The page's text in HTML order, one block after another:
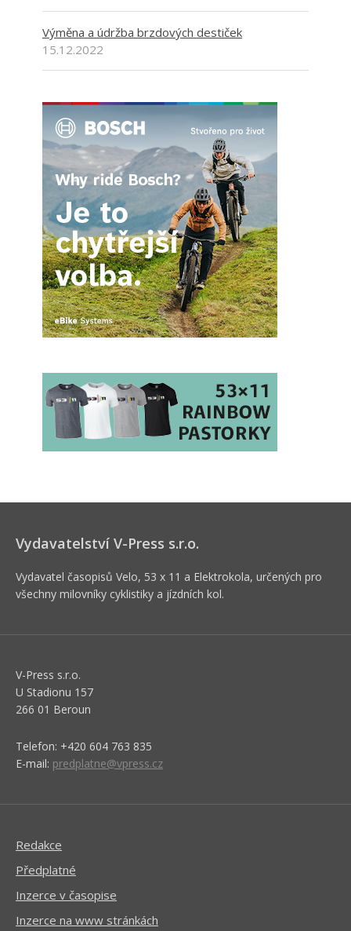
Výměna a údržba brzdových destiček
15.12.2022
Vydavatelství V-Press s.r.o.
Vydavatel časopisů Velo, 53 x 11 a Elektrokola, určených pro
všechny milovníky cyklistiky a jízdních kol.
V-Press s.r.o.
U Stadionu 157
266 01 Beroun
Telefon: +420 604 763 835
E-mail: predplatne@vpress.cz
Redakce
Předplatné
Inzerce v časopise
Inzerce na www stránkách